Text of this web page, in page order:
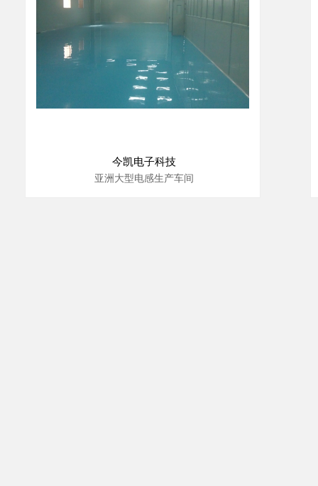
今凯电子科技
亚洲大型电感生产车间